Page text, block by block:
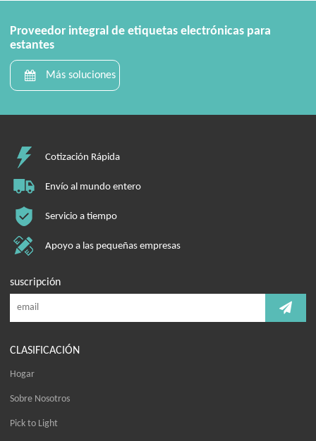
Proveedor integral de etiquetas electrónicas para
estantes
Más soluciones
Cotización Rápida
Envío al mundo entero
Servicio a tiempo
Apoyo a las pequeñas empresas
suscripción
CLASIFICACIÓN
Hogar
Sobre Nosotros
Pick to Light